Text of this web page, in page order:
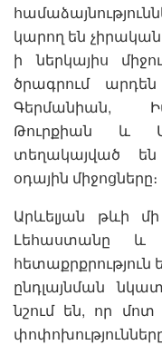
կարող են
ի ներկայիս
ծրագրում
Գերմանիան,
Թուրքիան և
տեղակայված
օդային միջոցները։
Արևելյան թևի
Լեհաստանը և
ընդլայնման
նշում են, որ